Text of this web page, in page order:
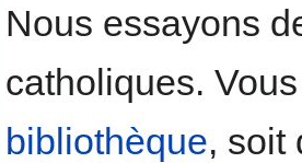
Nous essayons
catholiques.
bibliothèque, soit